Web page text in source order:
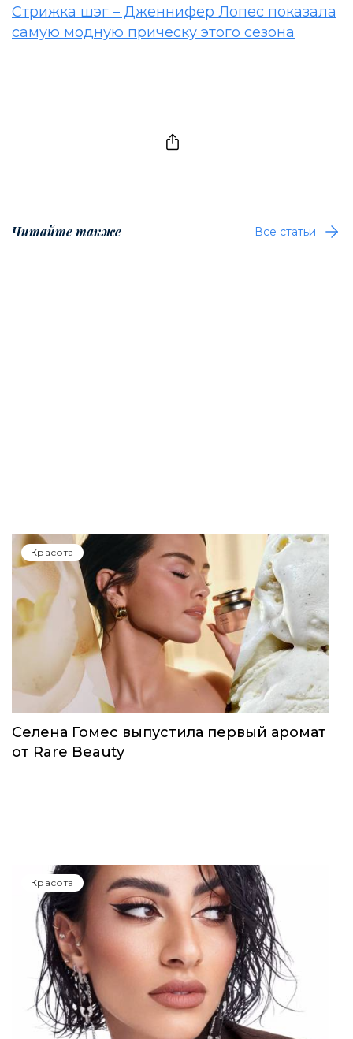
Стрижка шэг – Дженнифер Лопес показала
самую модную прическу этого сезона
Читайте также Все статьи
Красота
Селена Гомес выпустила первый аромат
от Rare Beauty
Красота